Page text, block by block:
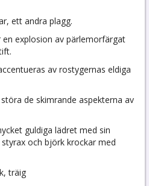
ett andra plagg.
explosion av pärlemorfärgat
av rostygernas eldiga
de skimrande aspekterna av
guldiga lädret med sin
och björk krockar med
träig